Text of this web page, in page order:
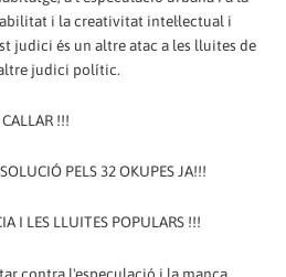
i la creativitat intel·lectual i
judici és un altre atac a les lluites de
judici polític.
!!!
PELS 32 OKUPES JA!!!
I LES LLUITES POPULARS !!!